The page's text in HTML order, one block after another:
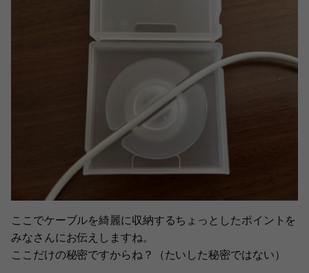
ここでケーブルを綺麗に収納するちょっとしたポイントを
みなさんにお伝えしますね。
ここだけの秘密ですからね？（たいした秘密ではない）